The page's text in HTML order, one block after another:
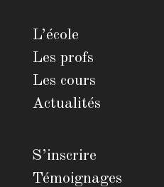
L’école
Les profs
Les cours
Actualités
S’inscrire
Témoignages